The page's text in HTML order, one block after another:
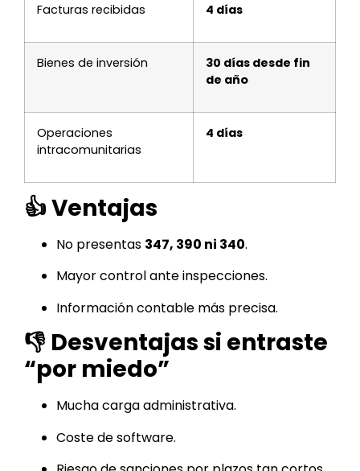
Facturas recibidas 4 días
Bienes de inversión
30 días desde fin
de año
Operaciones
intracomunitarias
4 días
👍 Ventajas
No presentas 347, 390 ni 340.
Mayor control ante inspecciones.
Información contable más precisa.
👎 Desventajas si entraste
“por miedo”
Mucha carga administrativa.
Coste de software.